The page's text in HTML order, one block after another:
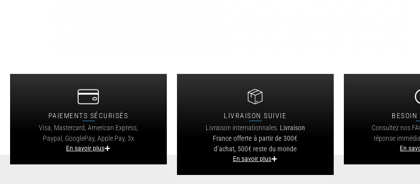
PAIEMENTS SÉCURISÉS
Visa, Mastercard, American Express,
Paypal, GooglePay, Apple Pay, 3x
En savoir plus
LIVRAISON SUIVIE
Livraison internationnales. Livraison
France offerte à partir de 300€
d’achat, 500€ reste du monde
En savoir plus
BESOIN
Consultez nos
réponse
En